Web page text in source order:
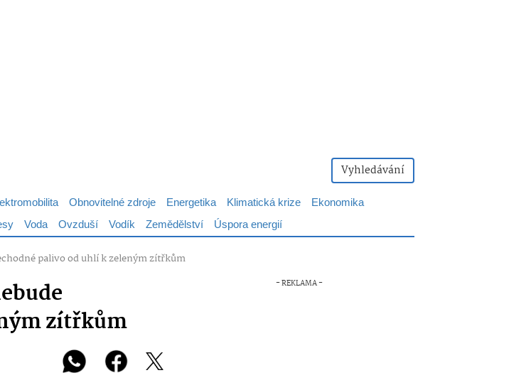
Vyhledávání
Obnovitelné zdroje Energetika Klimatická krize
Ekonomika
Voda Ovzduší Vodík Zemědělství Úspora energií
palivo od uhlí k zeleným zítřkům
zítřkům